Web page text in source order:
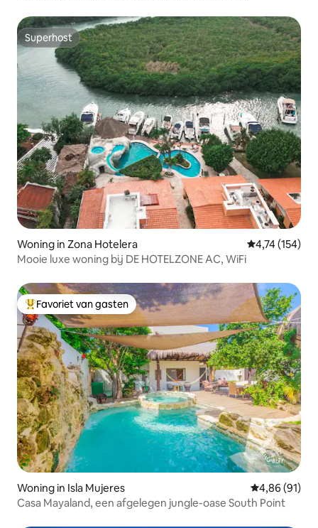
Superhost
Superhost
Woning in Zona Hotelera Gemiddelde
4,74 (154)
Mooie luxe woning bij DE HOTELZONE AC, WiFi
Topfavoriet van gasten
Favoriet van gasten
Woning in Isla Mujeres Gemiddelde
4,86 (91)
Casa Mayaland, een afgelegen jungle-oase South Point